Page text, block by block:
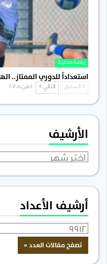
رياضة محلية
استعداداً للدوري الممتاز..
السابق التالي
الأرشيف
الأرشيف
أرشيف الأعداد